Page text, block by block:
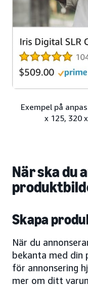
Exempel på
x 125, 320
När ska du
Skapa
När du
bekanta med din
för annonsering
mer om ditt